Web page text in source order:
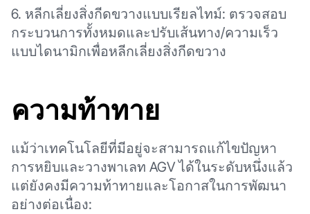
6. หลีกเลี่ยงสิ่งกีดขวางแบบเรียลไทม์: ตรวจสอบ
กระบวนการทั้งหมดและปรับเส้นทาง/ความเร็ว
แบบไดนามิกเพื่อหลีกเลี่ยงสิ่งกีดขวาง
ความท้าทาย
แม้ว่าเทคโนโลยีที่มีอยู่จะสามารถแก้ไขปัญหา
การหยิบและวางพาเลท AGV ได้ในระดับหนึ่งแล้ว
แต่ยังคงมีความท้าทายและโอกาสในการพัฒนา
อย่างต่อเนื่อง: